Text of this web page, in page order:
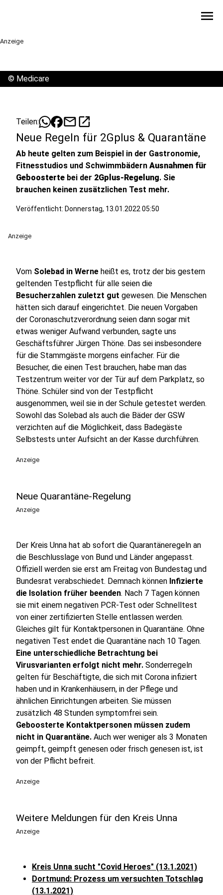
menu
Anzeige
© Medicare
Teilen: mailopen_in_new
Neue Regeln für 2Gplus & Quarantäne
Ab heute gelten zum Beispiel in der Gastronomie,
Fitnesstudios und Schwimmbädern Ausnahmen für
Geboosterte bei der 2Gplus-Regelung. Sie
brauchen keinen zusätzlichen Test mehr.
Veröffentlicht: Donnerstag, 13.01.2022 05:50
Anzeige
Vom Solebad in Werne heißt es, trotz der bis gestern
geltenden Testpflicht für alle seien die
Besucherzahlen zuletzt gut gewesen. Die Menschen
hätten sich darauf eingerichtet. Die neuen Vorgaben
der Coronaschutzverordnung seien dann sogar mit
etwas weniger Aufwand verbunden, sagte uns
Geschäftsführer Jürgen Thöne. Das sei insbesondere
für die Stammgäste morgens einfacher. Für die
Besucher, die einen Test brauchen, habe man das
Testzentrum weiter vor der Tür auf dem Parkplatz, so
Thöne. Schüler sind von der Testpflicht
ausgenommen, weil sie in der Schule getestet werden.
Sowohl das Solebad als auch die Bäder der GSW
verzichten auf die Möglichkeit, dass Badegäste
Selbstests unter Aufsicht an der Kasse durchführen.
Anzeige
Neue Quarantäne-Regelung
Anzeige
Der Kreis Unna hat ab sofort die Quarantäneregeln an
die Beschlusslage von Bund und Länder angepasst.
Offiziell werden sie erst am Freitag von Bundestag und
Bundesrat verabschiedet. Demnach können Infizierte
die Isolation früher beenden. Nach 7 Tagen können
sie mit einem negativen PCR-Test oder Schnelltest
von einer zertifizierten Stelle entlassen werden.
Gleiches gilt für Kontaktpersonen in Quarantäne. Ohne
negativen Test endet die Quarantäne nach 10 Tagen.
Eine unterschiedliche Betrachtung bei
Virusvarianten erfolgt nicht mehr. Sonderregeln
gelten für Beschäftigte, die sich mit Corona infiziert
haben und in Krankenhäusern, in der Pflege und
ähnlichen Einrichtungen arbeiten. Sie müssen
zusätzlich 48 Stunden symptomfrei sein.
Geboosterte Kontaktpersonen müssen zudem
nicht in Quarantäne. Auch wer weniger als 3 Monaten
geimpft, geimpft genesen oder frisch genesen ist, ist
von der Pflicht befreit.
Anzeige
Weitere Meldungen für den Kreis Unna
Anzeige
Kreis Unna sucht "Covid Heroes" (13.1.2021)
Dortmund: Prozess um versuchten Totschlag
(13.1.2021)